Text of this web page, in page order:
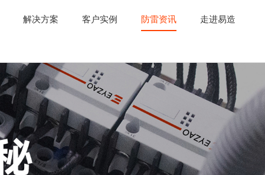
解决方案 客户实例 防雷资讯 走进易造